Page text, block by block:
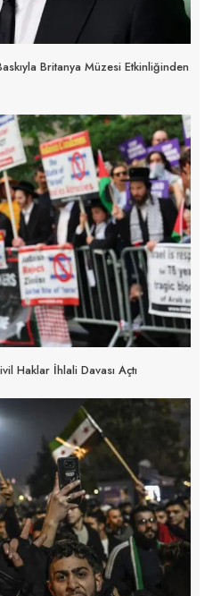
Britanya Müzesi Etkinliğinden
Haklar İhlali Davası Açtı